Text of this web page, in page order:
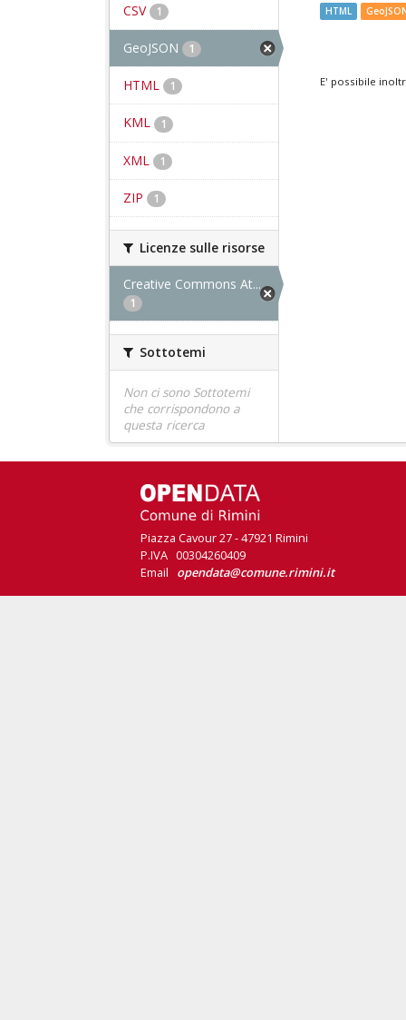
CSV 1
GeoJSON 1
HTML 1
KML 1
XML 1
ZIP 1
Licenze sulle risorse
Creative Commons At...
1
Sottotemi
Non ci sono Sottotemi
che corrispondono a
questa ricerca
HTML
E' possibile
Piazza Cavour 27 - 47921 Rimini
P.IVA 00304260409
Email opendata@comune.rimini.it